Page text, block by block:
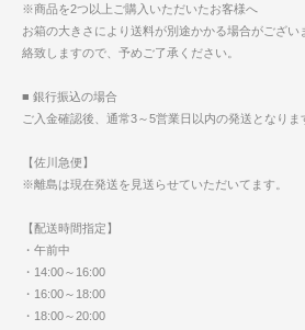
※商品を2つ以上ご購入いただいたお客様へ
お箱の大きさにより送料が別途かかる場合がござい
絡致しますので、予めご了承ください。
■ 銀行振込の場合
ご入金確認後、通常3～5営業日以内の発送となりま
【佐川急便】
※離島は現在発送を見送らせていただいてます。
【配送時間指定】
・午前中
・14:00～16:00
・16:00～18:00
・18:00～20:00